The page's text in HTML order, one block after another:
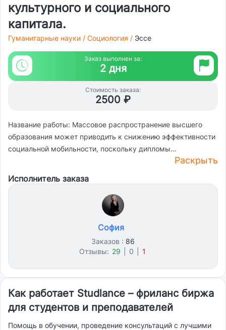
культурного и социального
капитала.
Гуманитарные науки / Социология / Эссе
Заказ выполнен за:
2 дня
Стоимость заказа:
2500 ₽
Название работы: Массовое распространение высшего
образования может приводить к снижению эффективности
социальной мобильности, поскольку дипломы
обесцениваются, а конкуренция за престижные рабочие
культурного и социального капитала. Эссе с
доказательством тезиса(название работы) Отсутствие
использования искусственного интеллекта и плагиата В
1 пример подтверждения тезиса с опорой на статью
Преобладание собственных мыслей и мнения
Раскрыть
Исполнитель заказа
София
Заказов : 86
Отзывы: 29 0 1
Как работает Studlance – фриланс биржа
для студентов и преподавателей
Помощь в обучении, проведение консультаций с лучшими